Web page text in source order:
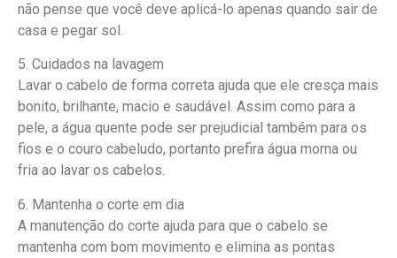
não pense que você deve aplicá-lo apenas quando sair de
casa e pegar sol.
5. Cuidados na lavagem
Lavar o cabelo de forma correta ajuda que ele cresça mais
bonito, brilhante, macio e saudável. Assim como para a
pele, a água quente pode ser prejudicial também para os
fios e o couro cabeludo, portanto prefira água morna ou
fria ao lavar os cabelos.
6. Mantenha o corte em dia
A manutenção do corte ajuda para que o cabelo se
mantenha com bom movimento e elimina as pontas